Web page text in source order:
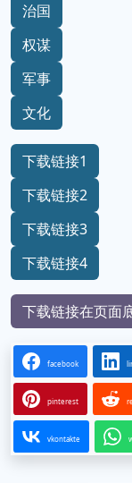
治国
权谋
军事
文化
下载链接1
下载链接2
下载链接3
下载链接4
下载链接在页面
facebook
pinterest
vkontakte